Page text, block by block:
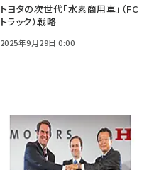
トヨタの次世代「水素商用車」（FC
トラック）戦略
2025年9月29日 0:00